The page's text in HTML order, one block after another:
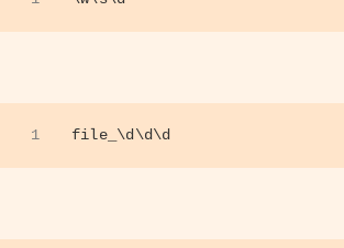
1 file_\d\d\d